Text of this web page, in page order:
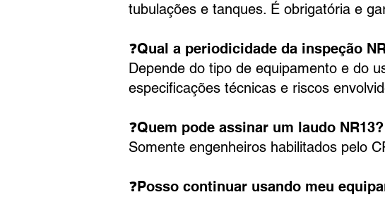
tubulações e tanques. É obrigatória e
❓Qual a periodicidade da inspeção
Depende do tipo de equipamento e do
especificações técnicas e riscos
❓Quem pode assinar um laudo NR13?
Somente engenheiros habilitados pelo
❓Posso continuar usando meu